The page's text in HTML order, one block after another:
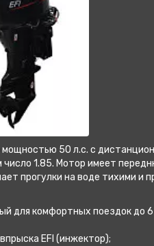
50 л.с. с
1.85. Мотор имеет
прогулки на воде тихими и
для комфортных поездок до 6
EFI (инжектор);